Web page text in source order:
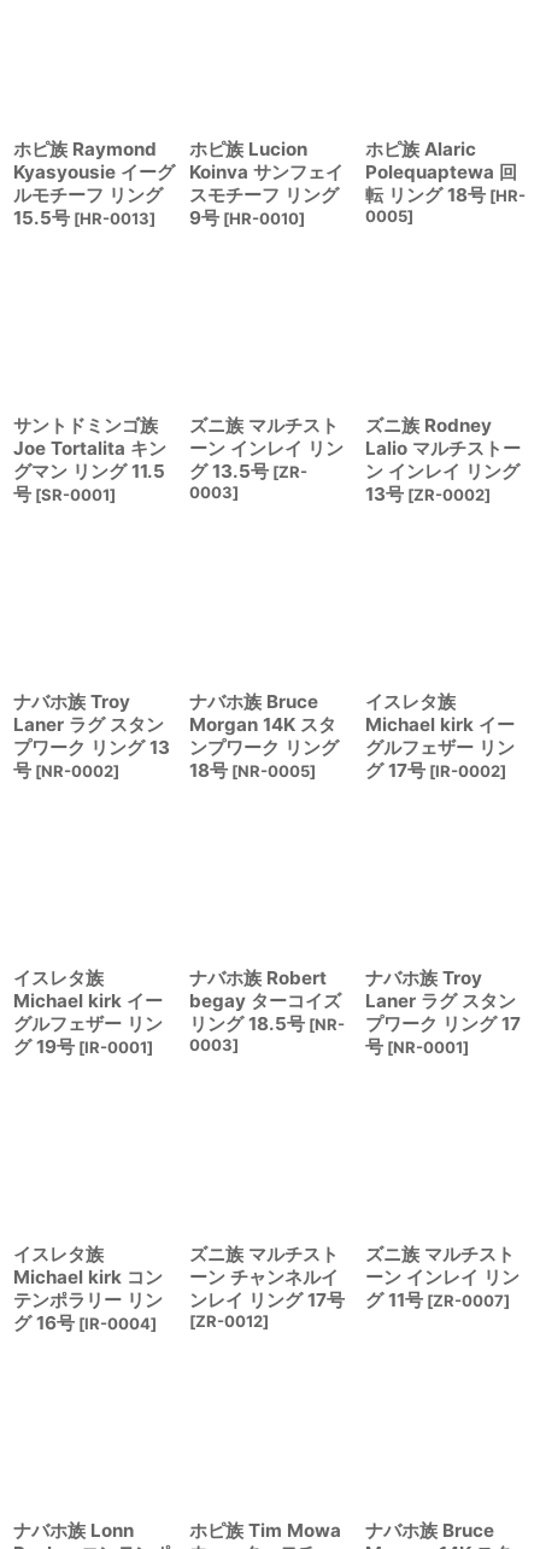
ホピ族 Raymond
Kyasyousie イーグ
ルモチーフ リング
15.5号 [HR-0013]
ホピ族 Lucion
Koinva サンフェイ
スモチーフ リング
9号 [HR-0010]
ホピ族 Alaric
Polequaptewa 回
転 リング 18号 [HR-
0005]
サントドミンゴ族
Joe Tortalita キン
グマン リング 11.5
号 [SR-0001]
ズニ族 マルチスト
ーン インレイ リン
グ 13.5号 [ZR-
0003]
ズニ族 Rodney
Lalio マルチストー
ン インレイ リング
13号 [ZR-0002]
ナバホ族 Troy
Laner ラグ スタン
プワーク リング 13
号 [NR-0002]
ナバホ族 Bruce
Morgan 14K スタ
ンプワーク リング
18号 [NR-0005]
イスレタ族
Michael kirk イー
グルフェザー リン
グ 17号 [IR-0002]
イスレタ族
Michael kirk イー
グルフェザー リン
グ 19号 [IR-0001]
ナバホ族 Robert
begay ターコイズ
リング 18.5号 [NR-
0003]
ナバホ族 Troy
Laner ラグ スタン
プワーク リング 17
号 [NR-0001]
イスレタ族
Michael kirk コン
テンポラリー リン
グ 16号 [IR-0004]
ズニ族 マルチスト
ーン チャンネルイ
ンレイ リング 17号
[ZR-0012]
ズニ族 マルチスト
ーン インレイ リン
グ 11号 [ZR-0007]
ナバホ族 Lonn
ホピ族 Tim Mowa
ナバホ族 Bruce